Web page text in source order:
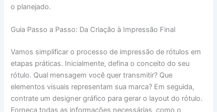
o planejado.
Guia Passo a Passo: Da Criação à Impressão Final
Vamos simplificar o processo de impressão de rótulos em
etapas práticas. Inicialmente, defina o conceito do seu
rótulo. Qual mensagem você quer transmitir? Que
elementos visuais representam sua marca? Em seguida,
contrate um designer gráfico para gerar o layout do rótulo.
Forneça todas as informações necessárias, como o